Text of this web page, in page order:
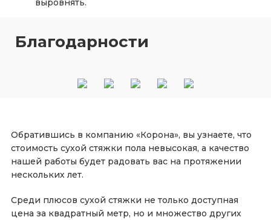
Благодарности
Обратившись в компанию «Корона», вы узнаете, что
стоимость сухой стяжки пола невысокая, а качество
нашей работы будет радовать вас на протяжении
нескольких лет.
Среди плюсов сухой стяжки не только доступная
цена за квадратный метр, но и множество других